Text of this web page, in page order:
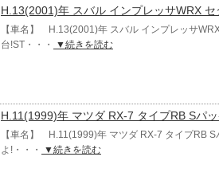
H.13(2001)年 スバル インプレッサWRX
【車名】 H.13(2001)年 スバル インプレッサ
台!ST・・・
▼続きを読む
H.11(1999)年 マツダ RX-7 タイプRB Sパ
【車名】 H.11(1999)年 マツダ RX-7 タイプRB
よ!・・・
▼続きを読む